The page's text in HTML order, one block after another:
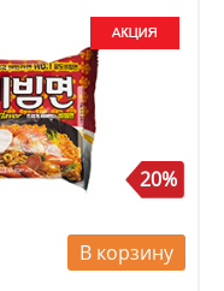
20%
В корзину